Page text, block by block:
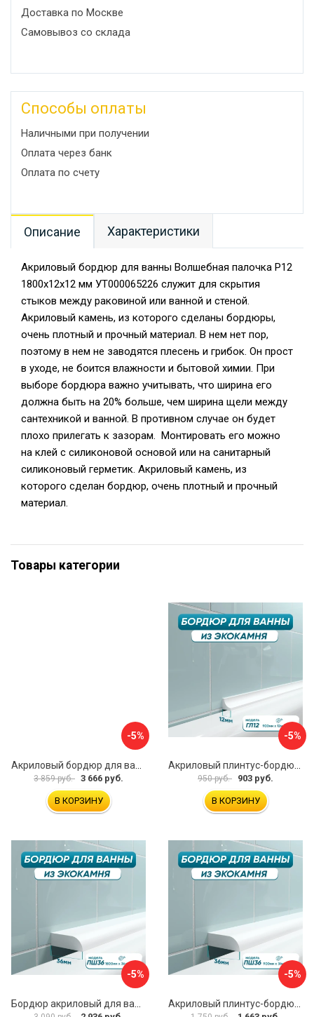
Доставка по Москве
Самовывоз со склада
Способы оплаты
Наличными при получении
Оплата через банк
Оплата по счету
Описание Характеристики
Акриловый бордюр для ванны Волшебная палочка P12
1800х12х12 мм УТ000065226 служит для скрытия
стыков между раковиной или ванной и стеной.
Акриловый камень, из которого сделаны бордюры,
очень плотный и прочный материал. В нем нет пор,
поэтому в нем не заводятся плесень и грибок. Он прост
в уходе, не боится влажности и бытовой химии. При
выборе бордюра важно учитывать, что ширина его
должна быть на 20% больше, чем ширина щели между
сантехникой и ванной. В противном случае он будет
плохо прилегать к зазорам. Монтировать его можно
на клей с силиконовой основой или на санитарный
силиконовый герметик. Акриловый камень, из
которого сделан бордюр, очень плотный и прочный
материал.
Товары категории
-5%
3 859 руб. 3 666 руб.
В КОРЗИНУ
-5%
950 руб. 903 руб.
В КОРЗИНУ
-5%
Бордюр акриловый для ванны BNV ПШ36 4603320007597
-5%
Акриловый плинтус-бордюр для ванной BNV ПШ36 4603312129016